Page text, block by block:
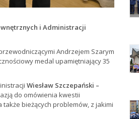
i Administracji
Andrzejem Szarym
medal upamiętniający 35
Wiesław Szczepański –
do omówienia kwestii
bieżących problemów, z jakimi